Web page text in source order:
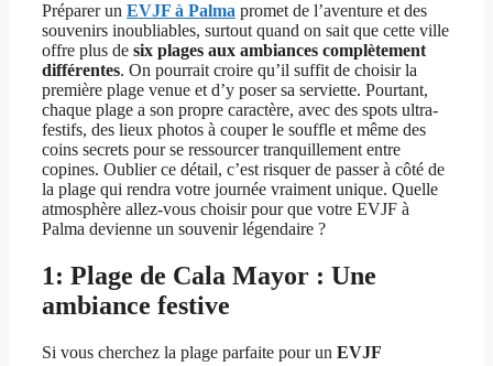
Préparer un EVJF à Palma promet de l’aventure et des
souvenirs inoubliables, surtout quand on sait que cette ville
offre plus de six plages aux ambiances complètement
différentes. On pourrait croire qu’il suffit de choisir la
première plage venue et d’y poser sa serviette. Pourtant,
chaque plage a son propre caractère, avec des spots ultra-
festifs, des lieux photos à couper le souffle et même des
coins secrets pour se ressourcer tranquillement entre
copines. Oublier ce détail, c’est risquer de passer à côté de
la plage qui rendra votre journée vraiment unique. Quelle
atmosphère allez-vous choisir pour que votre EVJF à
Palma devienne un souvenir légendaire ?
1: Plage de Cala Mayor : Une
ambiance festive
Si vous cherchez la plage parfaite pour un EVJF